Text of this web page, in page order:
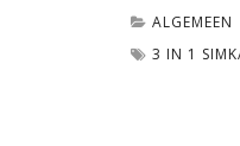
ALGEMEEN
3 IN 1